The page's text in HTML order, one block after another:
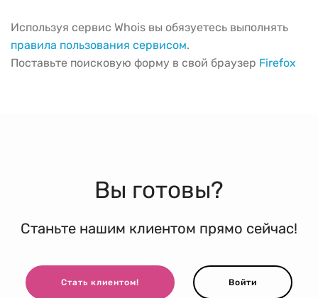
Используя сервис Whois вы обязуетесь выполнять
правила пользования сервисом.
Поставьте поисковую форму в свой браузер Firefox
Вы готовы?
Станьте нашим клиентом прямо сейчас!
Стать клиентом! Войти